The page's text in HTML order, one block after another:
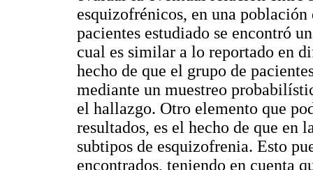
esquizofrénicos, en una
pacientes estudiado se encontró
cual es similar a lo reportado en
hecho de que el grupo de
mediante un muestreo
el hallazgo. Otro elemento que
resultados, es el hecho de que en
subtipos de esquizofrenia. Esto
encontrados, teniendo en cuenta